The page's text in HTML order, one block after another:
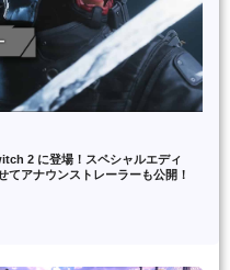
2 に登場！スペシャルエディ
てアナウンストレーラーも公開！